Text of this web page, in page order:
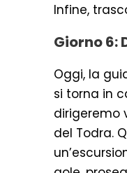
Infine,
Giorno 6:
Oggi, la
si torna in
dirigeremo
del Todra.